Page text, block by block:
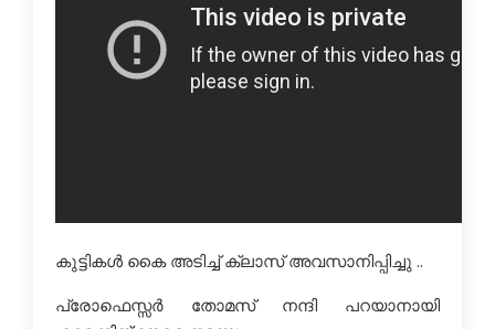
കുട്ടികള്‍ കൈ അടിച്ച് ക്ലാസ് അവസാനിപ്പിച്ചു ..
പ്രോഫെസ്സര്‍ തോമസ്‌ നന്ദി പറയാനായി